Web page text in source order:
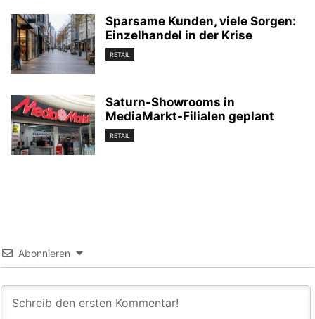
Sparsame Kunden, viele Sorgen:
Einzelhandel in der Krise
RETAIL
Saturn-Showrooms in
MediaMarkt-Filialen geplant
RETAIL
Abonnieren